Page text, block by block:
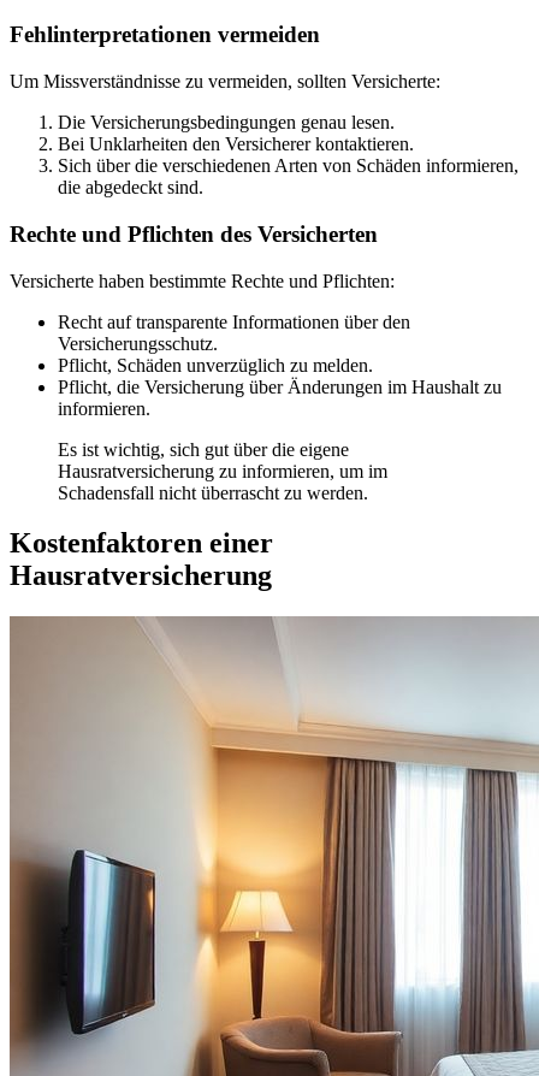
Fehlinterpretationen vermeiden
Um Missverständnisse zu vermeiden, sollten Versicherte:
Die Versicherungsbedingungen genau lesen.
Bei Unklarheiten den Versicherer kontaktieren.
Sich über die verschiedenen Arten von Schäden informieren,
die abgedeckt sind.
Rechte und Pflichten des Versicherten
Versicherte haben bestimmte Rechte und Pflichten:
Recht auf transparente Informationen über den
Versicherungsschutz.
Pflicht, Schäden unverzüglich zu melden.
Pflicht, die Versicherung über Änderungen im Haushalt zu
informieren.
Es ist wichtig, sich gut über die eigene
Hausratversicherung zu informieren, um im
Schadensfall nicht überrascht zu werden.
Kostenfaktoren einer
Hausratversicherung